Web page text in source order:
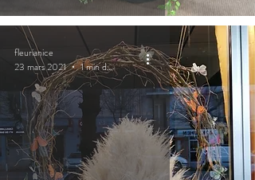
fleurianice
23 mars 2021
1 min de lecture